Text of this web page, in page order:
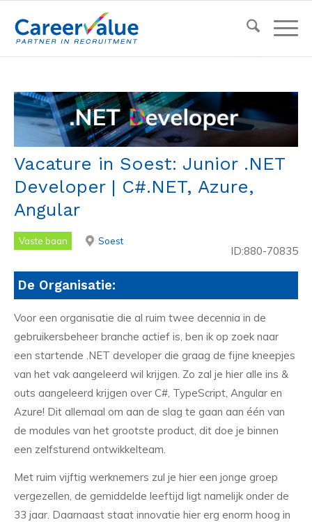
Vacature in Soest: Junior .NET
Developer | C#.NET, Azure,
Angular
Vaste baan Soest
ID:880-70835
De Organisatie:
Voor een organisatie die al ruim twee decennia in de
gebruikersbeheer branche actief is, ben ik op zoek naar
een startende .NET developer die graag de fijne kneepjes
van het vak aangeleerd wil krijgen. Zo zal je hier alle ins &
outs aangeleerd krijgen over C#, TypeScript, Angular en
Azure! Dit allemaal om aan de slag te gaan aan één van
de modules van het grootste product, dit doe je binnen
een zelfsturend ontwikkelteam.
Met ruim vijftig werknemers zul je hier een jonge groep
vergezellen, de gemiddelde leeftijd ligt namelijk onder de
33 jaar. Daarnaast staat innovatie hier erg enorm hoog in